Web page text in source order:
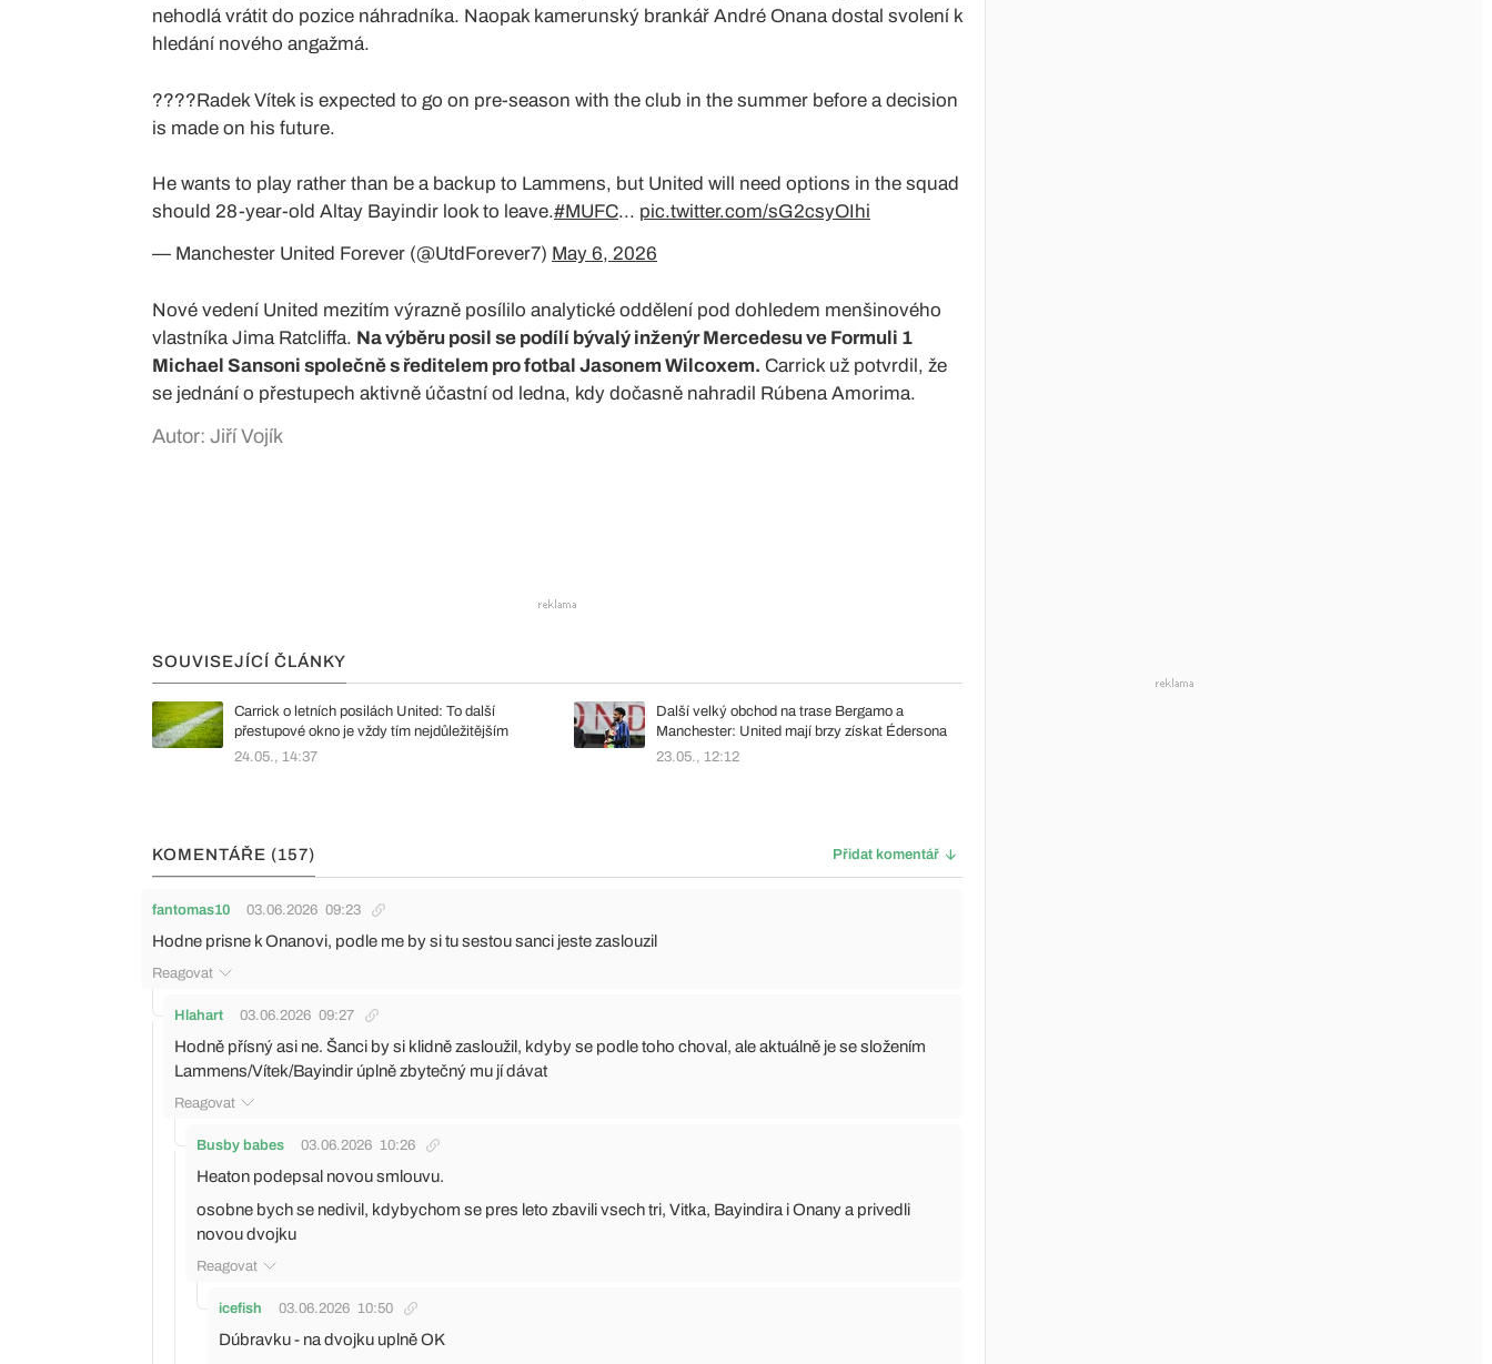
nehodlá vrátit do pozice náhradníka. Naopak kamerunský brankář André Onana dostal svolení k
hledání nového angažmá.
????Radek Vítek is expected to go on pre-season with the club in the summer before a decision
is made on his future.
He wants to play rather than be a backup to Lammens, but United will need options in the squad
should 28-year-old Altay Bayindir look to leave.#MUFC... pic.twitter.com/sG2csyOIhi
— Manchester United Forever (@UtdForever7) May 6, 2026
Nové vedení United mezitím výrazně posílilo analytické oddělení pod dohledem menšinového
vlastníka Jima Ratcliffa. Na výběru posil se podílí bývalý inženýr Mercedesu ve Formuli 1
Michael Sansoni společně s ředitelem pro fotbal Jasonem Wilcoxem. Carrick už potvrdil, že
se jednání o přestupech aktivně účastní od ledna, kdy dočasně nahradil Rúbena Amorima.
Autor: Jiří Vojík
SOUVISEJÍCÍ ČLÁNKY
Carrick o letních posilách United: To další
přestupové okno je vždy tím nejdůležitějším
24.05., 14:37
Další velký obchod na trase Bergamo a
Manchester: United mají brzy získat Édersona
23.05., 12:12
KOMENTÁŘE (157) Přidat komentář
fantomas10 03.06.2026 09:23
Hodne prisne k Onanovi, podle me by si tu sestou sanci jeste zaslouzil
Reagovat
Hlahart 03.06.2026 09:27
Hodně přísný asi ne. Šanci by si klidně zasloužil, kdyby se podle toho choval, ale aktuálně je se složením
Lammens/Vítek/Bayindir úplně zbytečný mu jí dávat
Reagovat
Busby babes 03.06.2026 10:26
Heaton podepsal novou smlouvu.
osobne bych se nedivil, kdybychom se pres leto zbavili vsech tri, Vitka, Bayindira i Onany a privedli
novou dvojku
Reagovat
icefish 03.06.2026 10:50
Dúbravku - na dvojku uplně OK